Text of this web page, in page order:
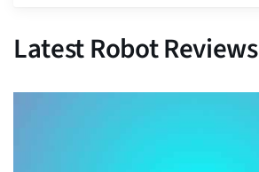
Latest Robot Reviews